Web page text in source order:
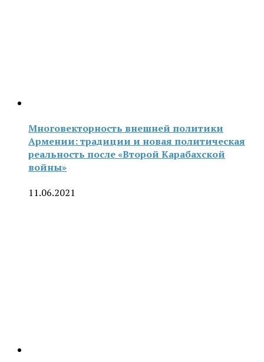
Многовекторность внешней политики
Армении: традиции и новая политическая
реальность после «Второй Карабахской
войны»
11.06.2021